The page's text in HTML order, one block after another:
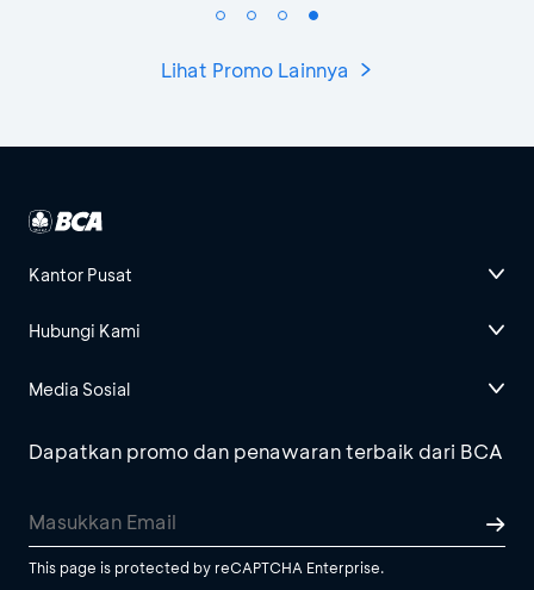
Lihat Promo Lainnya
Kantor Pusat
Hubungi Kami
Media Sosial
Dapatkan promo dan penawaran terbaik dari BCA
This page is protected by reCAPTCHA Enterprise.